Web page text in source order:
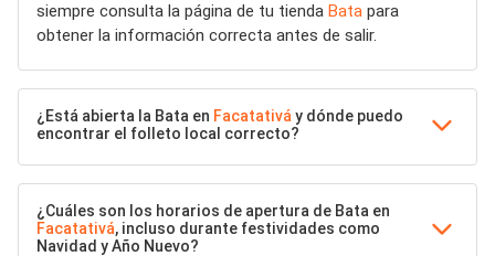
siempre consulta la página de tu tienda Bata para
obtener la información correcta antes de salir.
¿Está abierta la Bata en Facatativá y dónde puedo
encontrar el folleto local correcto?
¿Cuáles son los horarios de apertura de Bata en
Facatativá, incluso durante festividades como
Navidad y Año Nuevo?